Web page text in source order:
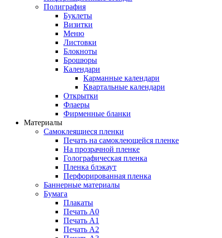
Полиграфия
Буклеты
Визитки
Меню
Листовки
Блокноты
Брошюры
Календари
Карманные календари
Квартальные календари
Открытки
Флаеры
Фирменные бланки
Материалы
Самоклеящиеся пленки
Печать на самоклеющейся пленке
На прозрачной пленке
Голографическая пленка
Пленка блэкаут
Перфорированная пленка
Баннерные материалы
Бумага
Плакаты
Печать А0
Печать А1
Печать А2